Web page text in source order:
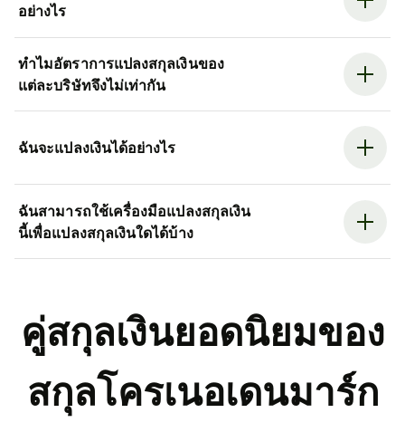
อย่างไร
ทำไมอัตราการแปลงสกุลเงินของ
แต่ละบริษัทจึงไม่เท่ากัน
ฉันจะแปลงเงินได้อย่างไร
ฉันสามารถใช้เครื่องมือแปลงสกุลเงิน
นี้เพื่อแปลงสกุลเงินใดได้บ้าง
คู่สกุลเงินยอดนิยมของ
สกุลโครเนอเดนมาร์ก